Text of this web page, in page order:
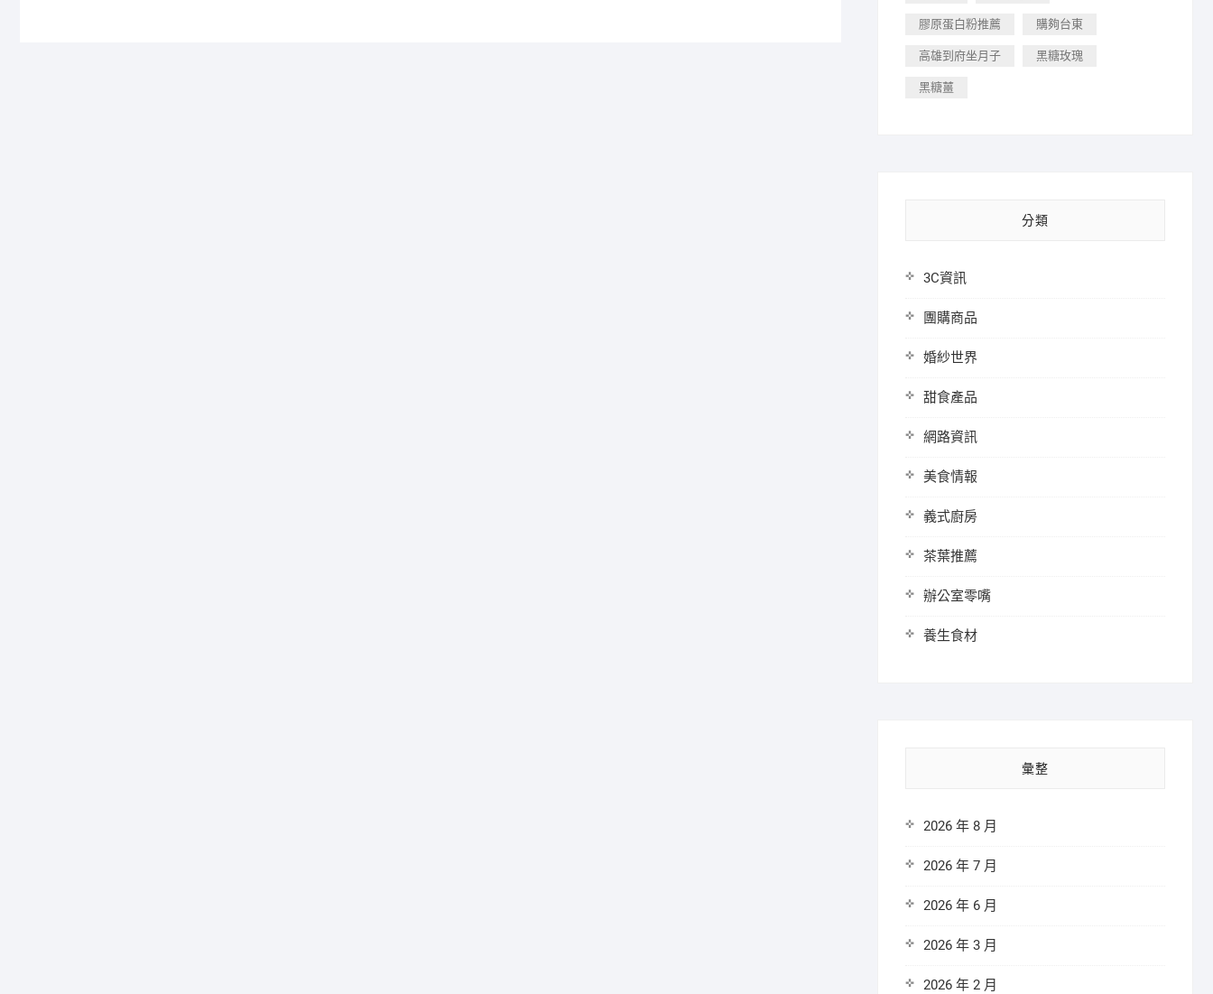
膠原蛋白粉推薦 購夠台東
高雄到府坐月子 黑糖玫瑰
黑糖薑
分類
3C資訊
團購商品
婚紗世界
甜食產品
網路資訊
美食情報
義式廚房
茶葉推薦
辦公室零嘴
養生食材
彙整
2026 年 8 月
2026 年 7 月
2026 年 6 月
2026 年 3 月
2026 年 2 月